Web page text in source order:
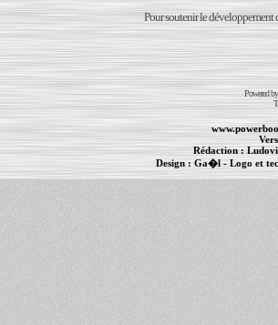
Pour soutenir le développement
Powered
Rédaction :
Design : Ga�l- Logo et